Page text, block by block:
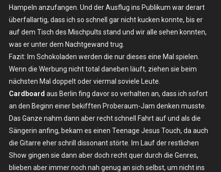
Hampeln anzufangen. Und der Ausflug ins Publikum war derart
überfallartig, dass ich so schnell gar nicht kucken konnte, bis er
auf dem Tisch des Mischpults stand und wir alle sehen konnten,
was er unter dem Nachtgewand trug.
Fazit: Im Schokoladen werden die nur dieses eine Mal spielen.
Wenn die Werbung nicht total daneben läuft, ziehen sie beim
nächsten Mal doppelt oder viermal soviele Leute.
Cardboard aus Berlin fing davor so verhalten an, dass ich sofort
an den Beginn einer bekifften Proberaum-Jam denken musste.
Das Ganze nahm dann aber recht schnell Fahrt auf und als die
Sängerin anfing, bekam es einen Teenage Jesus Touch, da auch
die Gitarre eher schrill dissonant störte. Im Lauf der restlichen
Show gingen sie dann aber doch recht quer durch die Genres,
blieben aber immer noch nah genug an sich selbst, um nicht ins